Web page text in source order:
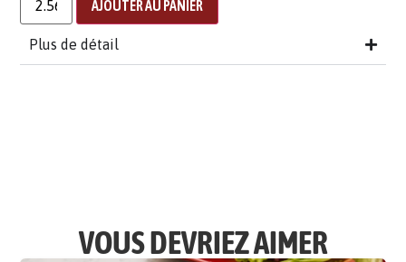
AJOUTER AU PANIER
Plus de détail
VOUS DEVRIEZ AIMER